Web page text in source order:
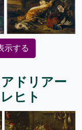
示する
ドリアー
ヒト